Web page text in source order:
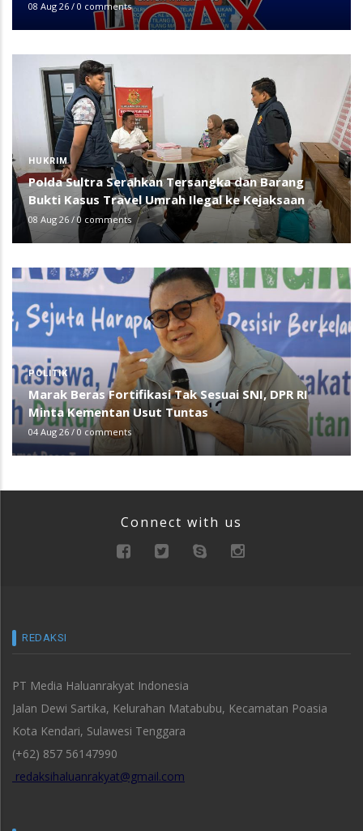
08 Aug 26 / 0 comments
HUKRIM
Polda Sultra Serahkan Tersangka dan Barang
Bukti Kasus Travel Umrah Ilegal ke Kejaksaan
08 Aug 26 / 0 comments
POLITIK
Marak Beras Fortifikasi Tak Sesuai SNI, DPR RI
Minta Kementan Usut Tuntas
04 Aug 26 / 0 comments
Connect with us
REDAKSI
PT Media Haluanrakyat Indonesia
Jalan Dewi Sartika, Kelurahan Matabubu, Kecamatan Poasia
Kota Kendari, Sulawesi Tenggara
(+62) 857 56147990
redaksihaluanrakyat@gmail.com